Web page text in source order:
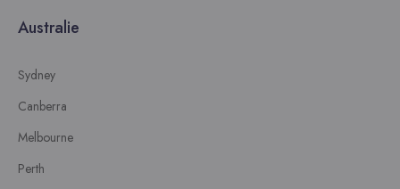
Australie
Sydney
Canberra
Melbourne
Perth